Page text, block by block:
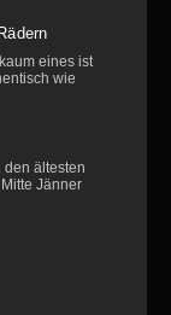
eines ist
wie
den ältesten
Jänner